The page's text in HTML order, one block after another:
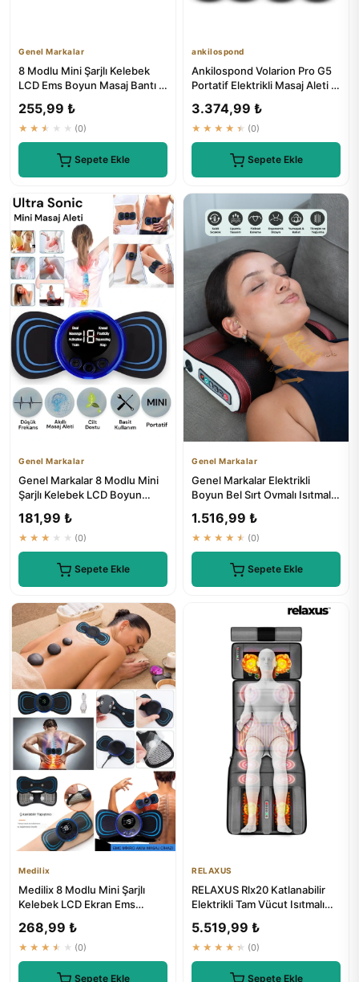
Genel Markalar
8 Modlu Mini Şarjlı Kelebek
LCD Ems Boyun Masaj Bantı -
255,99 ₺
★★★★★ (0)
Sepete Ekle
ankilospond
Ankilospond Volarion Pro G5
Portatif Elektrikli Masaj Aleti -
3.374,99 ₺
★★★★★ (0)
Sepete Ekle
Genel Markalar
Genel Markalar 8 Modlu Mini
Şarjlı Kelebek LCD Boyun
181,99 ₺
★★★★★ (0)
Sepete Ekle
Genel Markalar
Genel Markalar Elektrikli
Boyun Bel Sırt Ovmalı Isıtmalı
1.516,99 ₺
★★★★★ (0)
Sepete Ekle
Medilix
Medilix 8 Modlu Mini Şarjlı
Kelebek LCD Ekran Ems
268,99 ₺
★★★★★ (0)
Sepete Ekle
RELAXUS
RELAXUS Rlx20 Katlanabilir
Elektrikli Tam Vücut Isıtmalı
5.519,99 ₺
★★★★★ (0)
Sepete Ekle